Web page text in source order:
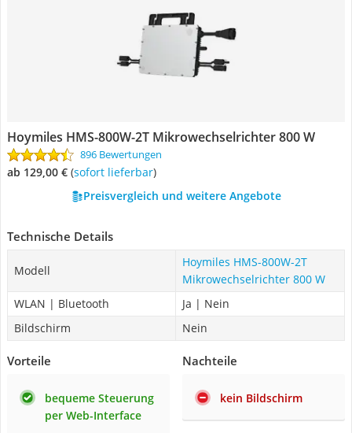
Hoymiles HMS-800W-2T Mikrowechselrichter 800 W
896 Bewertungen
ab 129,00 € ( Sofort lieferbar)
Preisvergleich und weitere Angebote
Technische Details
Modell
Hoymiles HMS-800W-2T
Mikrowechselrichter 800 W
WLAN | Bluetooth
Ja | Nein
Bildschirm
Nein
Vorteile
bequeme Steuerung
per Web-Interface
Nachteile
kein Bildschirm